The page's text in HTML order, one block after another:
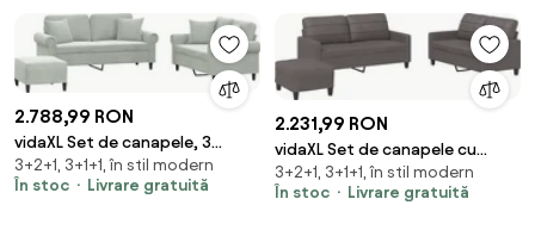
2.788,99 RON
vidaXL Set de canapele, 3
piese, cu perne, gri deschis,
catifea
3+2+1, 3+1+1, în stil modern
În stoc
Livrare gratuită
2.231,99 RON
vidaXL Set de canapele cu
perne, 3 piese, gri, piele
ecologică
3+2+1, 3+1+1, în stil modern
În stoc
Livrare gratuită